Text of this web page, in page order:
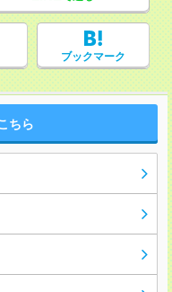
ブックマーク
ちら